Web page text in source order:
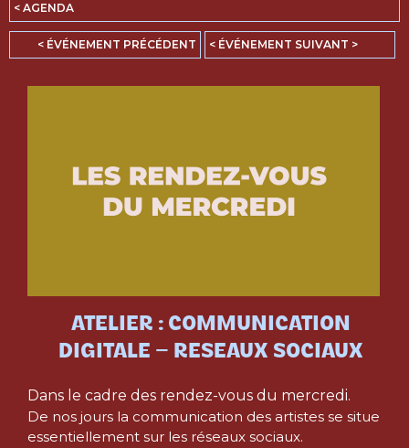
< AGENDA
< ÉVÉNEMENT PRÉCÉDENT < ÉVÉNEMENT SUIVANT >
ATELIER : COMMUNICATION
DIGITALE – RESEAUX SOCIAUX
Dans le cadre des rendez-vous du mercredi.
De nos jours la communication des artistes se situe
essentiellement sur les réseaux sociaux.